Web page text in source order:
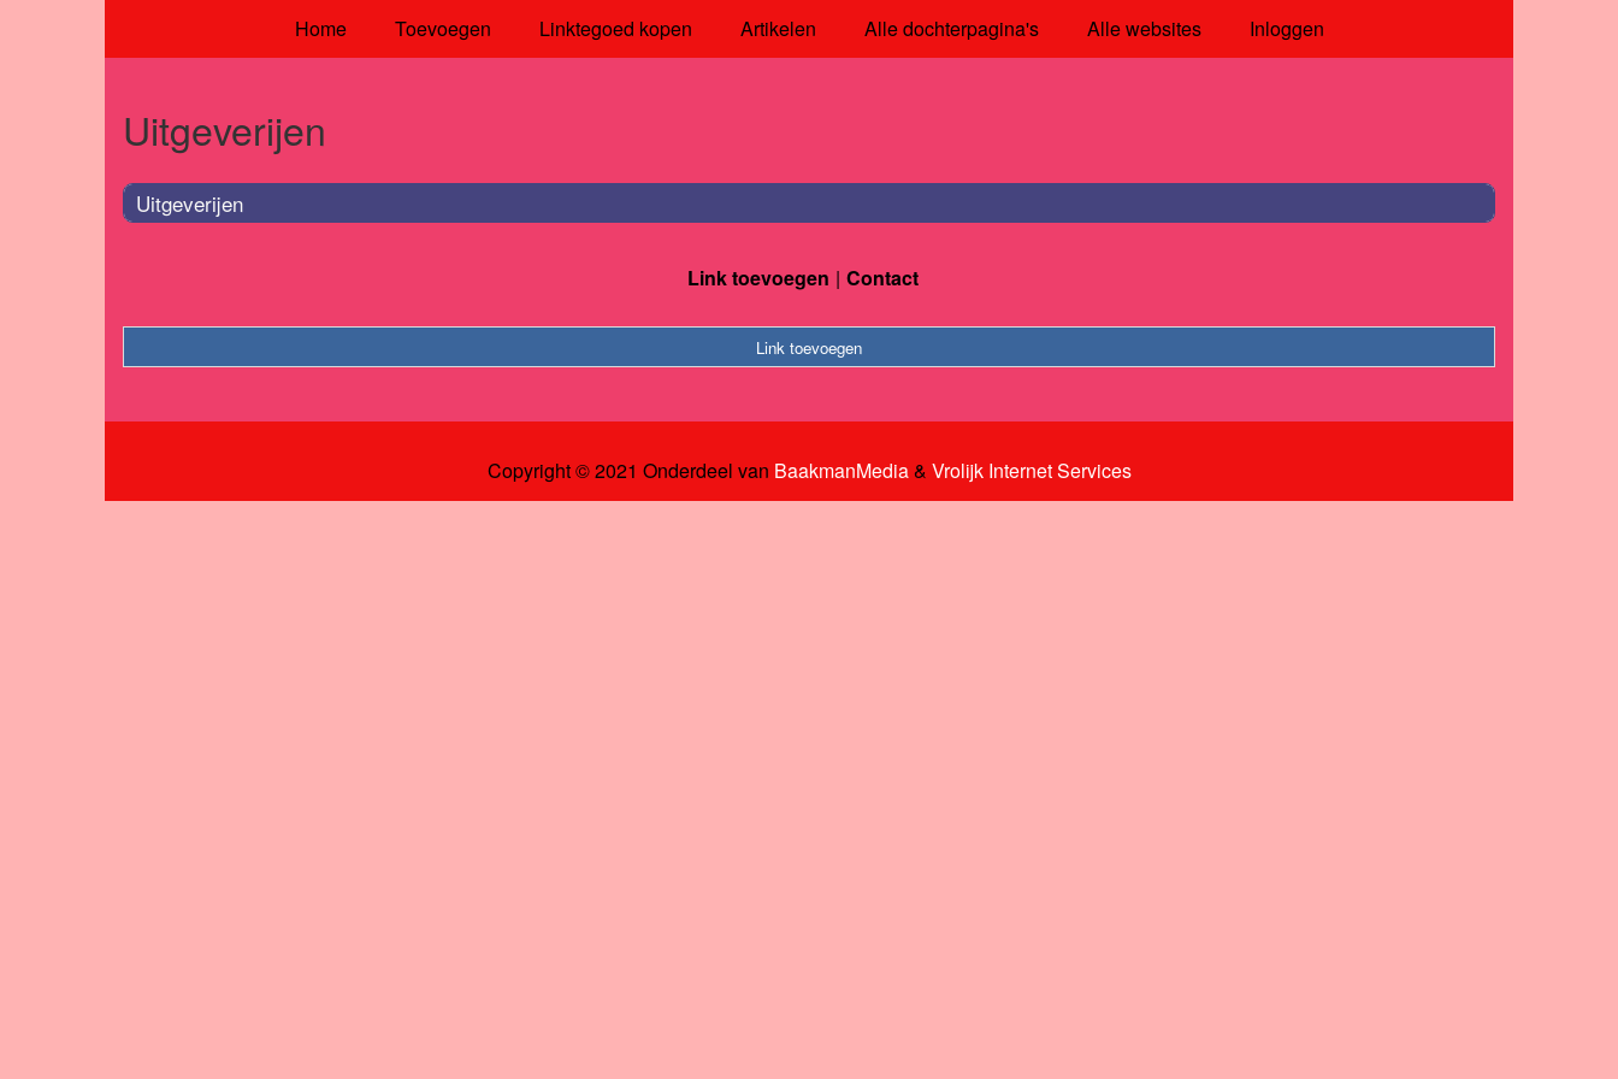
Home Toevoegen Linktegoed kopen Artikelen Alle dochterpagina's Alle websites Inloggen
Uitgeverijen
Uitgeverijen
Link toevoegen Contact
Link toevoegen
Copyright © 2021 Onderdeel van BaakmanMedia& Vrolijk Internet Services